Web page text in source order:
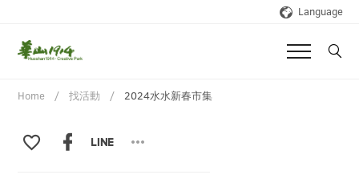
Language
Home 找活動 2024水水新春市集